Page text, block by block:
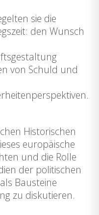
sie die
den Wunsch
von Schuld und
Historischen
europäische
und die Rolle
der politischen
Bausteine
zu diskutieren.